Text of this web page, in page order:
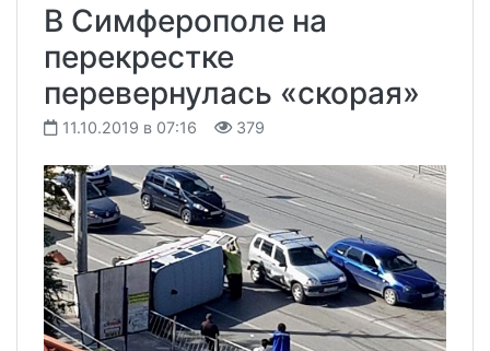
В Симферополе на
перекрестке
перевернулась «скорая»
11.10.2019 в 07:16 379